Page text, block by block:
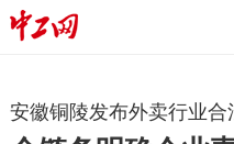
安徽铜陵发布外卖行业